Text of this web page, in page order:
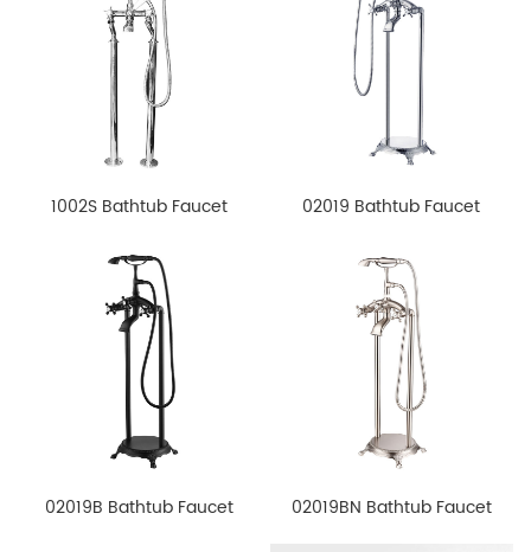
1002S Bathtub Faucet 02019 Bathtub Faucet
02019B Bathtub Faucet 02019BN Bathtub Faucet